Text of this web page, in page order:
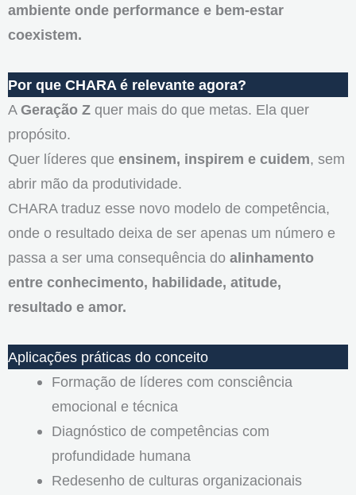
ambiente onde performance e bem-estar
coexistem.
Por que CHARA é relevante agora?
AGeração Z quer mais do que metas. Ela quer
propósito.
Quer líderes que ensinem, inspirem e cuidem, sem
abrir mão da produtividade.
CHARA traduz esse novo modelo de competência,
onde o resultado deixa de ser apenas um número e
passa a ser uma consequência do alinhamento
entre conhecimento, habilidade, atitude,
resultado e amor.
Aplicações práticas do conceito
Formação de líderes com consciência
emocional e técnica
Diagnóstico de competências com
profundidade humana
Redesenho de culturas organizacionais